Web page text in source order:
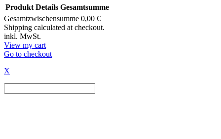
Products
in
cart
Produkt Details Gesamtsumme
Gesamtzwischensumme 0,00 €
Shipping calculated at checkout.
inkl. MwSt.
View my cart
Go to checkout
X